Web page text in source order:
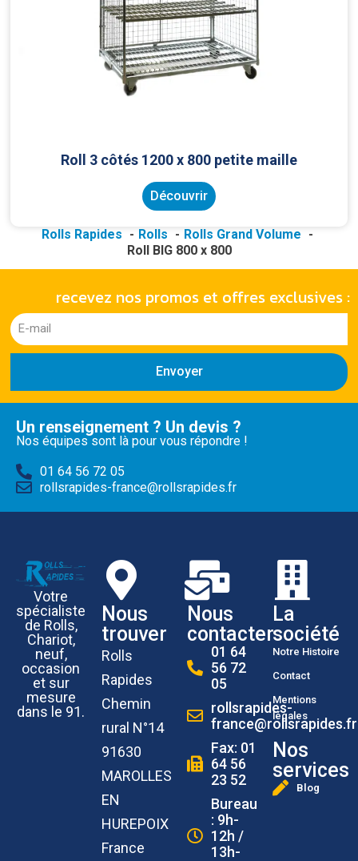
Roll 3 côtés 1200 x 800 petite maille
Découvrir
Rolls Rapides Rolls
Rolls Grand Volume
Roll BIG 800 x 800
recevez nos promos et offres exclusives :
Envoyer
Un renseignement ? Un devis ?
Nos équipes sont là pour vous répondre !
01 64 56 72 05
rollsrapides-france@rollsrapides.fr
Votre
spécialiste
de Rolls,
Chariot,
neuf,
occasion
et sur
mesure
dans le 91.
Nous
trouver
Rolls
Rapides
Chemin
rural N°14
91630
MAROLLES
EN
HUREPOIX
France
Nous
contacter
01 64
56 72
05
rollsrapides-
france@rollsrapides.fr
Fax: 01
64 56
23 52
Bureau
: 9h-
12h /
13h-
La
société
Notre Histoire
Contact
Mentions
légales
Nos
services
Blog